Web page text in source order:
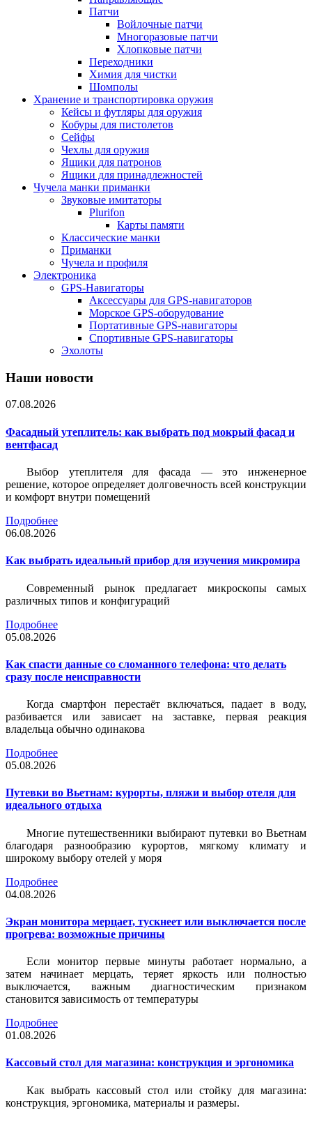
Патчи
Войлочные патчи
Многоразовые патчи
Хлопковые патчи
Переходники
Химия для чистки
Шомполы
Хранение и транспортировка оружия
Кейсы и футляры для оружия
Кобуры для пистолетов
Сейфы
Чехлы для оружия
Ящики для патронов
Ящики для принадлежностей
Чучела манки приманки
Звуковые имитаторы
Plurifon
Карты памяти
Классические манки
Приманки
Чучела и профиля
Электроника
GPS-Навигаторы
Аксессуары для GPS-навигаторов
Морское GPS-оборудование
Портативные GPS-навигаторы
Спортивные GPS-навигаторы
Эхолоты
Наши новости
07.08.2026
Фасадный утеплитель: как выбрать под мокрый фасад и
вентфасад
Выбор утеплителя для фасада — это инженерное
решение, которое определяет долговечность всей конструкции
и комфорт внутри помещений
Подробнее
06.08.2026
Как выбрать идеальный прибор для изучения микромира
Современный рынок предлагает микроскопы самых
различных типов и конфигураций
Подробнее
05.08.2026
Как спасти данные со сломанного телефона: что делать
сразу после неисправности
Когда смартфон перестаёт включаться, падает в воду,
разбивается или зависает на заставке, первая реакция
владельца обычно одинакова
Подробнее
05.08.2026
Путевки во Вьетнам: курорты, пляжи и выбор отеля для
идеального отдыха
Многие путешественники выбирают путевки во Вьетнам
благодаря разнообразию курортов, мягкому климату и
широкому выбору отелей у моря
Подробнее
04.08.2026
Экран монитора мерцает, тускнеет или выключается после
прогрева: возможные причины
Если монитор первые минуты работает нормально, а
затем начинает мерцать, теряет яркость или полностью
выключается, важным диагностическим признаком
становится зависимость от температуры
Подробнее
01.08.2026
Кассовый стол для магазина: конструкция и эргономика
Как выбрать кассовый стол или стойку для магазина:
конструкция, эргономика, материалы и размеры.